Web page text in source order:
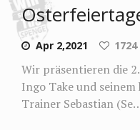
Apr 2,2021 1724
Wir präsentieren die
Ingo Take und
Trainer Sebastian